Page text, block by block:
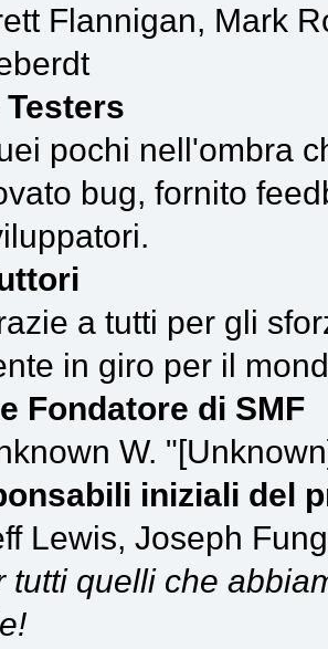
Flannigan, Mark
Testers
pochi nell'ombra
bug, fornito
a tutti per gli
in giro per il
Fondatore di SMF
W.
iniziali del
Lewis, Joseph
tutti quelli che